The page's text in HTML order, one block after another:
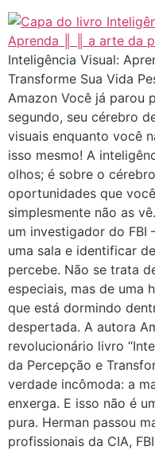
Inteligência Visual:
Transforme Sua Vida
Amazon Você já parou
segundo, seu cérebro
visuais enquanto você
isso mesmo! A
olhos; é sobre o
oportunidades que
simplesmente não as
um investigador do FBI
uma sala e identificar
percebe. Não se trata
especiais, mas de uma
que está dormindo
despertada. A autora
revolucionário livro
da Percepção e
verdade incômoda: a
enxerga. E isso não é
pura. Herman passou
profissionais da CIA,